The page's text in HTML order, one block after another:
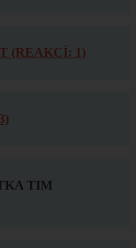
(REAKCÍ: 1)
TIM